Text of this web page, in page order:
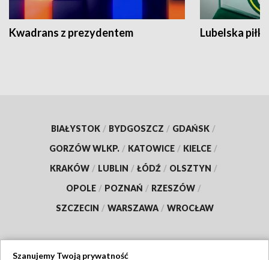
Kwadrans z prezydentem Lubelska piłka
BIAŁYSTOK / BYDGOSZCZ / GDAŃSK /
GORZÓW WLKP. / KATOWICE / KIELCE /
KRAKÓW / LUBLIN / ŁÓDŹ / OLSZTYN /
OPOLE / POZNAŃ / RZESZÓW /
SZCZECIN / WARSZAWA / WROCŁAW
Szanujemy Twoją prywatność